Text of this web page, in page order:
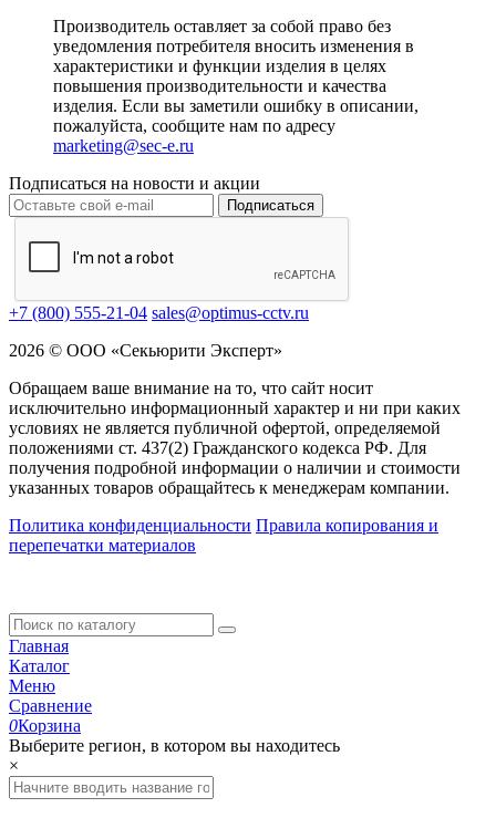
Производитель оставляет за собой право без
уведомления потребителя вносить изменения в
характеристики и функции изделия в целях
повышения производительности и качества
изделия. Если вы заметили ошибку в описании,
пожалуйста, сообщите нам по адресу
marketing@sec-e.ru
Подписаться на новости и акции
Подписаться
+7 (800) 555-21-04 sales@optimus-cctv.ru
2026 © ООО «Секьюрити Эксперт»
Обращаем ваше внимание на то, что сайт носит
исключительно информационный характер и ни при каких
условиях не является публичной офертой, определяемой
положениями ст. 437(2) Гражданского кодекса РФ. Для
получения подробной информации о наличии и стоимости
указанных товаров обращайтесь к менеджерам компании.
Политика конфиденциальности Правила копирования и
перепечатки материалов
Главная
Каталог
Меню
Сравнение
0Корзина
Выберите регион, в котором вы находитесь
×